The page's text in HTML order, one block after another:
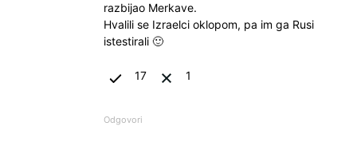
razbijao Merkave.
Hvalili se Izraelci oklopom, pa im ga Rusi
istestirali 🙂
17 1
Odgovori